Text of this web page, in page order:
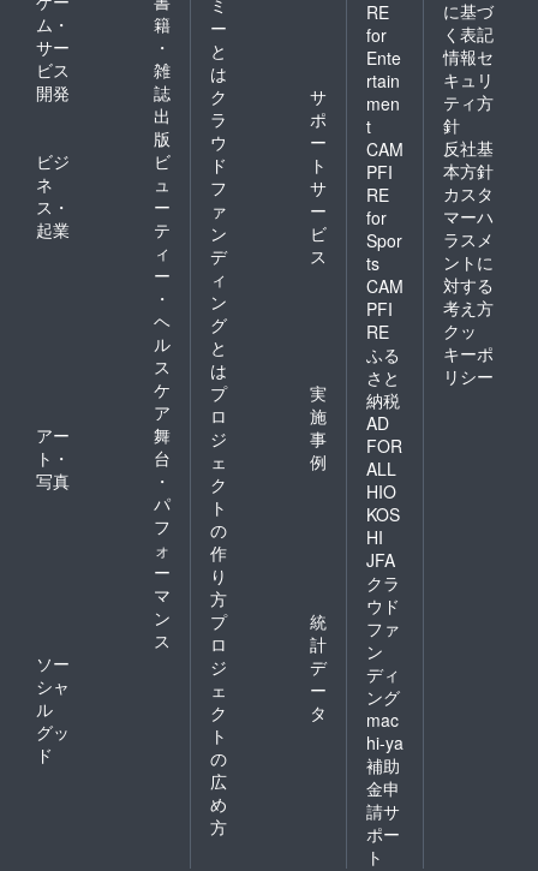
ム・
サー
ビス
開発
籍
・
雑
誌
出
版
ビジ
ネ
ス・
起業
ビ
ュ
ー
テ
ィ
ー
・
ヘ
ル
ス
ケ
ア
アー
ト・
写真
舞
台
・
パ
フ
ォ
ー
マ
ン
ス
ソー
シャ
ル
グッ
ド
ミ
ー
と
は
ク
ラ
ウ
ド
フ
ァ
ン
デ
ィ
ン
グ
と
は
サ
ポ
ー
ト
サ
ー
ビ
ス
プ
ロ
ジ
ェ
ク
ト
の
作
り
方
実
施
事
例
プ
ロ
ジ
ェ
ク
ト
の
広
め
方
統
計
デ
ー
タ
RE
for
Ente
rtain
men
t
CAM
PFI
RE
for
Spor
ts
CAM
PFI
RE
ふる
さと
納税
AD
FOR
ALL
HIO
KOS
HI
JFA
クラ
ウド
ファ
ン
ディ
ング
mac
hi-ya
補助
金申
請サ
ポー
ト
に基づ
く表記
情報セ
キュリ
ティ方
針
反社基
本方針
カスタ
マーハ
ラスメ
ントに
対する
考え方
クッ
キーポ
リシー